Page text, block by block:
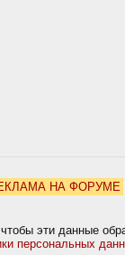
НА ФОРУМЕ
эти данные
персональных